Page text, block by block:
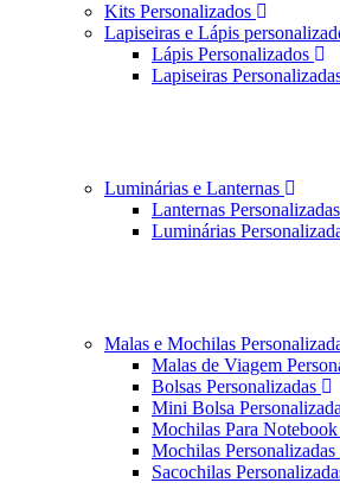
Kits Personalizados
Lapiseiras e Lápis
Lápis Personalizados
Lapiseiras
Luminárias e Lanternas
Lanternas Personalizadas
Luminárias
Malas e Mochilas
Malas de Viagem
Bolsas Personalizadas
Mini Bolsa Personalizada
Mochilas Para Notebook
Mochilas Personalizadas
Sacochilas